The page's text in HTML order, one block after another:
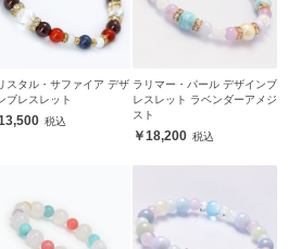
スタル・サファイア デザ
ブレスレット
ラリマー・パール デザインブ
レスレット ラベンダーアメジ
スト
18,200